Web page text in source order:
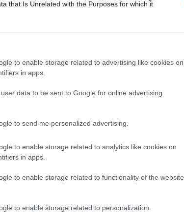
that Is Unrelated with the Purposes for which it
to enable storage related to advertising like cookies on
in apps.
data to be sent to Google for online advertising
to send me personalized advertising.
to enable storage related to analytics like cookies on
in apps.
to enable storage related to functionality of the website
to enable storage related to personalization.
ημερολόγια του Alan Rickman
και ετοιμάζουμε χαρτομάντιλα